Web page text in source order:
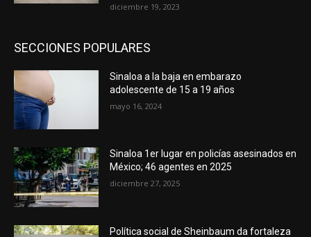
diciembre 19, 2023
SECCIONES POPULARES
Sinaloa a la baja en embarazo
adolescente de 15 a 19 años
mayo 16, 2024
Sinaloa 1er lugar en policías asesinados en
México; 46 agentes en 2025
diciembre 27, 2025
Política social de Sheinbaum da fortaleza